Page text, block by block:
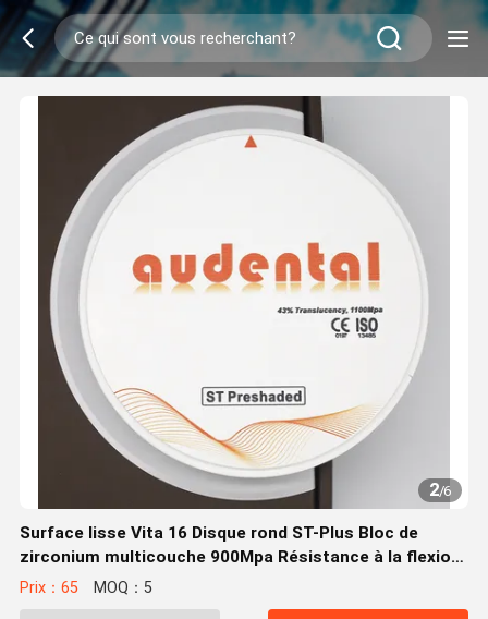
2/6
Surface lisse Vita 16 Disque rond ST-Plus Bloc de
zirconium multicouche 900Mpa Résistance à la flexion
46% Translucide
Prix：65 MOQ：5